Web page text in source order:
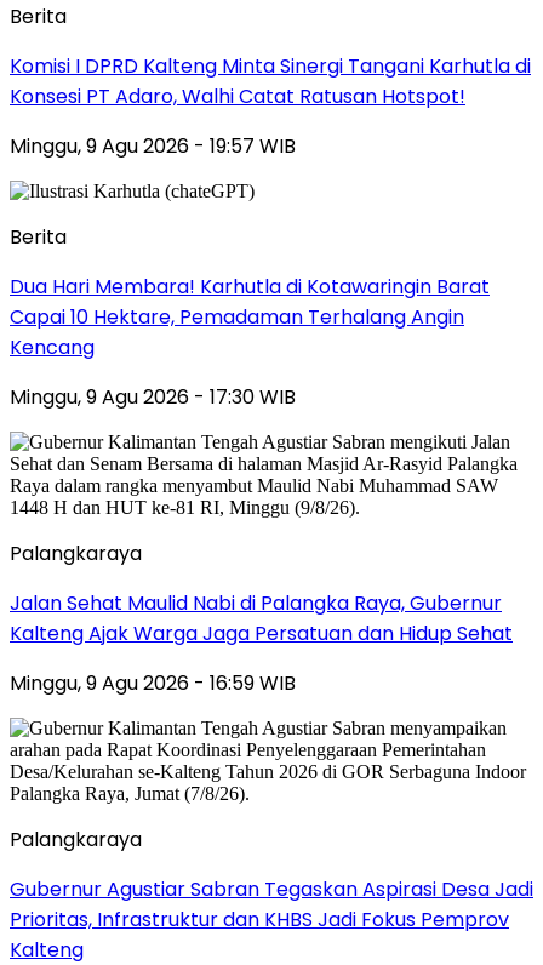
Berita
Komisi I DPRD Kalteng Minta Sinergi Tangani Karhutla di
Konsesi PT Adaro, Walhi Catat Ratusan Hotspot!
Minggu, 9 Agu 2026 - 19:57 WIB
Berita
Dua Hari Membara! Karhutla di Kotawaringin Barat
Capai 10 Hektare, Pemadaman Terhalang Angin
Kencang
Minggu, 9 Agu 2026 - 17:30 WIB
Palangkaraya
Jalan Sehat Maulid Nabi di Palangka Raya, Gubernur
Kalteng Ajak Warga Jaga Persatuan dan Hidup Sehat
Minggu, 9 Agu 2026 - 16:59 WIB
Palangkaraya
Gubernur Agustiar Sabran Tegaskan Aspirasi Desa Jadi
Prioritas, Infrastruktur dan KHBS Jadi Fokus Pemprov
Kalteng